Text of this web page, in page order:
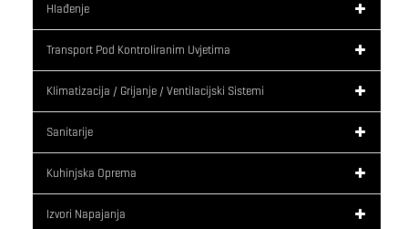
Hlađenje
Transport Pod Kontroliranim Uvjetima
Klimatizacija / Grijanje / Ventilacijski Sistemi
Sanitarije
Kuhinjska Oprema
Izvori Napajanja